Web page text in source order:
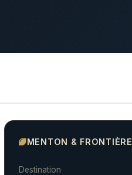
MENTON & FRONTIÈRE
Destination